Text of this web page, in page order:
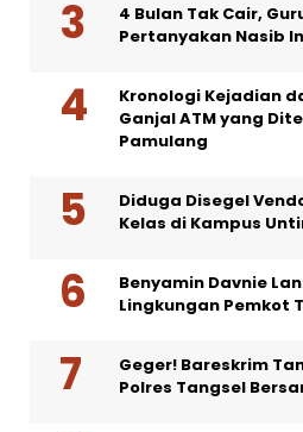
4 Bulan Tak Cair,
Pertanyakan Nasib
Kronologi Kejadian
Ganjal ATM yang
Pamulang
Diduga Disegel
Kelas di Kampus
Benyamin Davnie
Lingkungan Pemkot
Geger! Bareskrim
Polres Tangsel